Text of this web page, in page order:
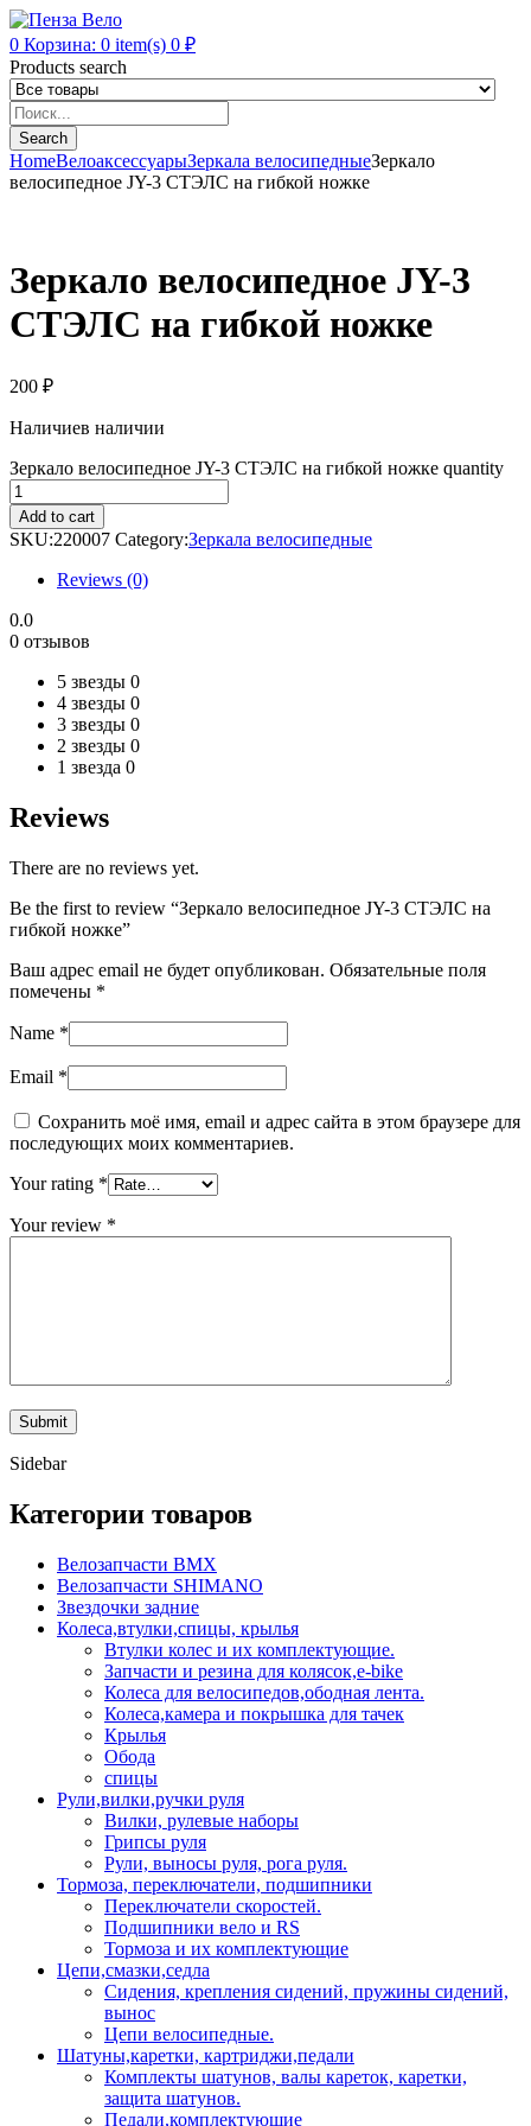
0 Корзина: 0 item(s) 0 ₽
Products search
Search
HomeВелоаксессуарыЗеркала велосипедныеЗеркало
велосипедное JY-3 СТЭЛС на гибкой ножке
Зеркало велосипедное JY-3
СТЭЛС на гибкой ножке
200 ₽
Наличиев наличии
Зеркало велосипедное JY-3 СТЭЛС на гибкой ножке quantity
Add to cart
SKU:220007 Category:Зеркала велосипедные
Reviews (0)
0.0
0 отзывов
5 звезды 0
4 звезды 0
3 звезды 0
2 звезды 0
1 звезда 0
Reviews
There are no reviews yet.
Be the first to review “Зеркало велосипедное JY-3 СТЭЛС на
гибкой ножке”
Ваш адрес email не будет опубликован. Обязательные поля
помечены *
Name *
Email *
Сохранить моё имя, email и адрес сайта в этом браузере для
последующих моих комментариев.
Your rating *
Your review *
Sidebar
Категории товаров
Велозапчасти BMX
Велозапчасти SHIMANO
Звездочки задние
Колеса,втулки,спицы, крылья
Втулки колес и их комплектующие.
Запчасти и резина для колясок,e-bike
Колеса для велосипедов,ободная лента.
Колеса,камера и покрышка для тачек
Крылья
Обода
спицы
Рули,вилки,ручки руля
Вилки, рулевые наборы
Грипсы руля
Рули, выносы руля, рога руля.
Тормоза, переключатели, подшипники
Переключатели скоростей.
Подшипники вело и RS
Тормоза и их комплектующие
Цепи,смазки,седла
Сидения, крепления сидений, пружины сидений,
вынос
Цепи велосипедные.
Шатуны,каретки, картриджи,педали
Комплекты шатунов, валы кареток, каретки,
защита шатунов.
Педали,комплектующие